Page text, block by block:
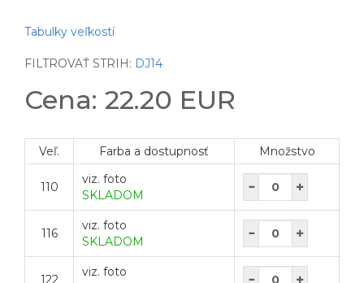
Tabulky veľkostí
FILTROVAŤ STRIH: DJ14
Cena: 22.20 EUR
Veľ. Farba a dostupnosť Množstvo
110
viz. foto
SKLADOM
116
viz. foto
SKLADOM
122
viz. foto